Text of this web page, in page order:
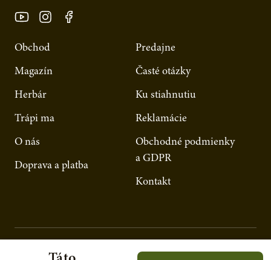
Obchod
Magazín
Herbár
Trápi ma
O nás
Doprava a platba
Predajne
Časté otázky
Ku stiahnutiu
Reklamácie
Obchodné podmienky
a GDPR
Kontakt